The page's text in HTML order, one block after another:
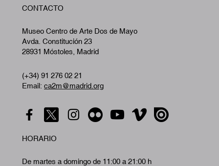
CONTACTO
Museo Centro de Arte Dos de Mayo
Avda. Constitución 23
28931 Móstoles, Madrid
(+34) 91 276 02 21
Email: ca2m@madrid.org
HORARIO
De martes a domingo de 11:00 a 21:00 h